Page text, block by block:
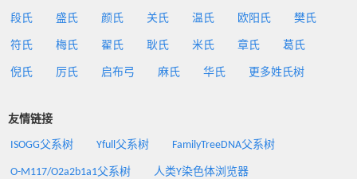
段氏 盛氏 颜氏 关氏 温氏 欧阳氏 樊氏
符氏 梅氏 翟氏 耿氏 米氏 章氏 葛氏
倪氏 厉氏 启布弓 麻氏 华氏 更多姓氏树
友情链接
ISOGG父系树 Yfull父系树 FamilyTreeDNA父系树
O-M117/O2a2b1a1父系树 人类Y染色体浏览器